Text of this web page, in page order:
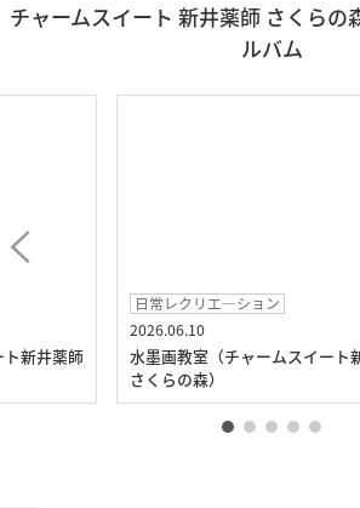
チャームスイート 新井薬師 さくらの
ルバム
新井薬師
日常レクリエ―ション
2026.06.10
水墨画教室（チャームスイート
さくらの森）